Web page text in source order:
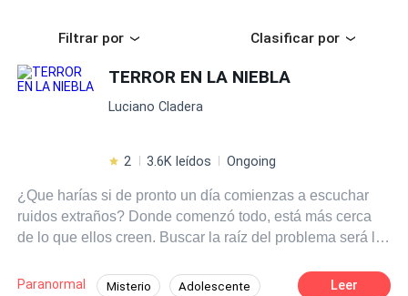
Filtrar por Clasificar por
TERROR EN LA NIEBLA
Luciano Cladera
2 3.6K leídos Ongoing
¿Que harías si de pronto un día comienzas a escuchar
ruidos extraños? Donde comenzó todo, está más cerca
de lo que ellos creen. Buscar la raíz del problema será la
Paranormal Misterio Adolescente Leer